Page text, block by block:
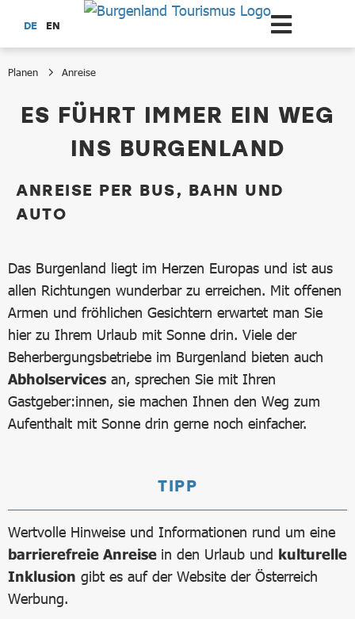
Zum Hauptinhalt springen
DE EN
Planen Anreise
AnreiseES FÜHRT IMMER EIN WEG
INS BURGENLAND
ANREISE PER BUS, BAHN UND
AUTO
Das Burgenland liegt im Herzen Europas und ist aus
allen Richtungen wunderbar zu erreichen. Mit offenen
Armen und fröhlichen Gesichtern erwartet man Sie
hier zu Ihrem Urlaub mit Sonne drin. Viele der
Beherbergungsbetriebe im Burgenland bieten auch
Abholservices an, sprechen Sie mit Ihren
Gastgeber:innen, sie machen Ihnen den Weg zum
Aufenthalt mit Sonne drin gerne noch einfacher.
TIPP
Wertvolle Hinweise und Informationen rund um eine
barrierefreie Anreise in den Urlaub und kulturelle
Inklusion gibt es auf der Website der Österreich
Werbung.